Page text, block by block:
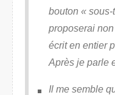
bouton «
proposerai
écrit en entier
Après je parle
Il me semble